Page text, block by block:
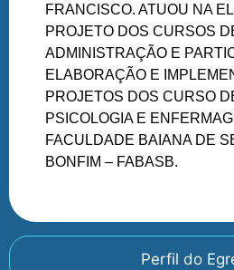
Perfil do
FRANCISCO. ATUOU NA
PROJETO DOS CURSOS
ADMINISTRAÇÃO E
ELABORAÇÃO E
PROJETOS DOS CURSO
PSICOLOGIA E
FACULDADE BAIANA DE
BONFIM – FABASB.